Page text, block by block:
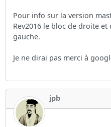
Pour info sur la version
Rev2016 le bloc de droite et
gauche.
Je ne dirai pas merci à
jpb